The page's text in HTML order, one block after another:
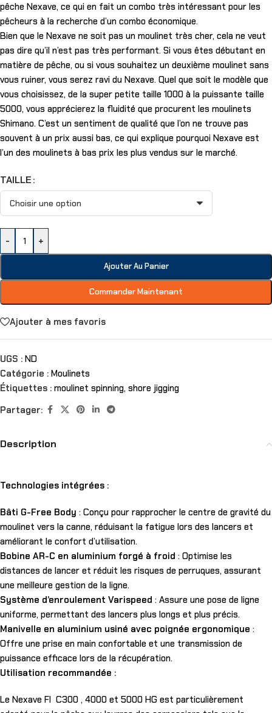
pêche Nexave, ce qui en fait un combo très intéressant pour les
pêcheurs à la recherche d’un combo économique.
Bien que le Nexave ne soit pas un moulinet très cher, cela ne veut
pas dire qu’il n’est pas très performant. Si vous êtes débutant en
matière de pêche, ou si vous souhaitez un deuxième moulinet sans
vous ruiner, vous serez ravi du Nexave. Quel que soit le modèle que
vous choisissez, de la super petite taille 1000 à la puissante taille
5000, vous apprécierez la fluidité que procurent les moulinets
Shimano. C’est un sentiment de qualité que l’on ne trouve pas
souvent à un prix aussi bas, ce qui explique pourquoi Nexave est
l’un des moulinets à bas prix les plus vendus sur le marché.
TAILLE
- +
Ajouter Au Panier
Commander Maintenant
Ajouter à mes favoris
UGS : ND
Catégorie : Moulinets
Étiquettes : moulinet spinning, shore jigging
Partager:
Description
Technologies intégrées :
Bâti G-Free Body : Conçu pour rapprocher le centre de gravité du
moulinet vers la canne, réduisant la fatigue lors des lancers et
améliorant le confort d’utilisation.
Bobine AR-C en aluminium forgé à froid : Optimise les
distances de lancer et réduit les risques de perruques, assurant
une meilleure gestion de la ligne.
Système d’enroulement Varispeed : Assure une pose de ligne
uniforme, permettant des lancers plus longs et plus précis.
Manivelle en aluminium usiné avec poignée ergonomique :
Offre une prise en main confortable et une transmission de
puissance efficace lors de la récupération.
Utilisation recommandée :
Le Nexave FI C300 , 4000 et 5000 HG est particulièrement